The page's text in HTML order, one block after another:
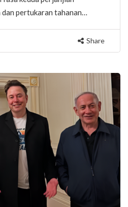
pertukaran tahanan…
Share